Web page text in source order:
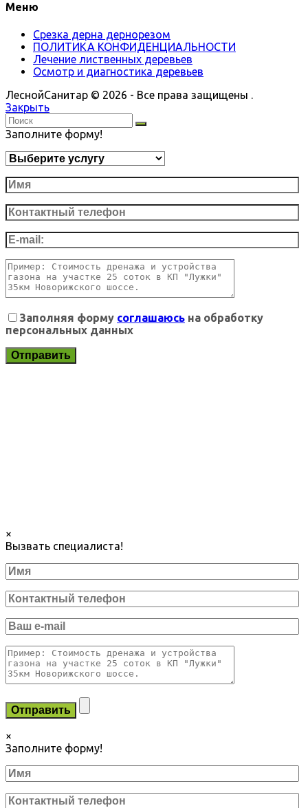
Меню
Срезка дерна дернорезом
ПОЛИТИКА КОНФИДЕНЦИАЛЬНОСТИ
Лечение лиственных деревьев
Осмотр и диагностика деревьев
ЛеснойСанитар © 2026 - Все права защищены .
Закрыть
Заполните форму!
Заполняя форму соглашаюсь на обработку
персональных данных
×
Вызвать специалиста!
×
Заполните форму!